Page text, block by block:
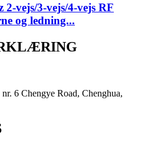
2-vejs/3-vejs/4-vejs RF
og ledning...
6 Chengye Road, Chenghua,